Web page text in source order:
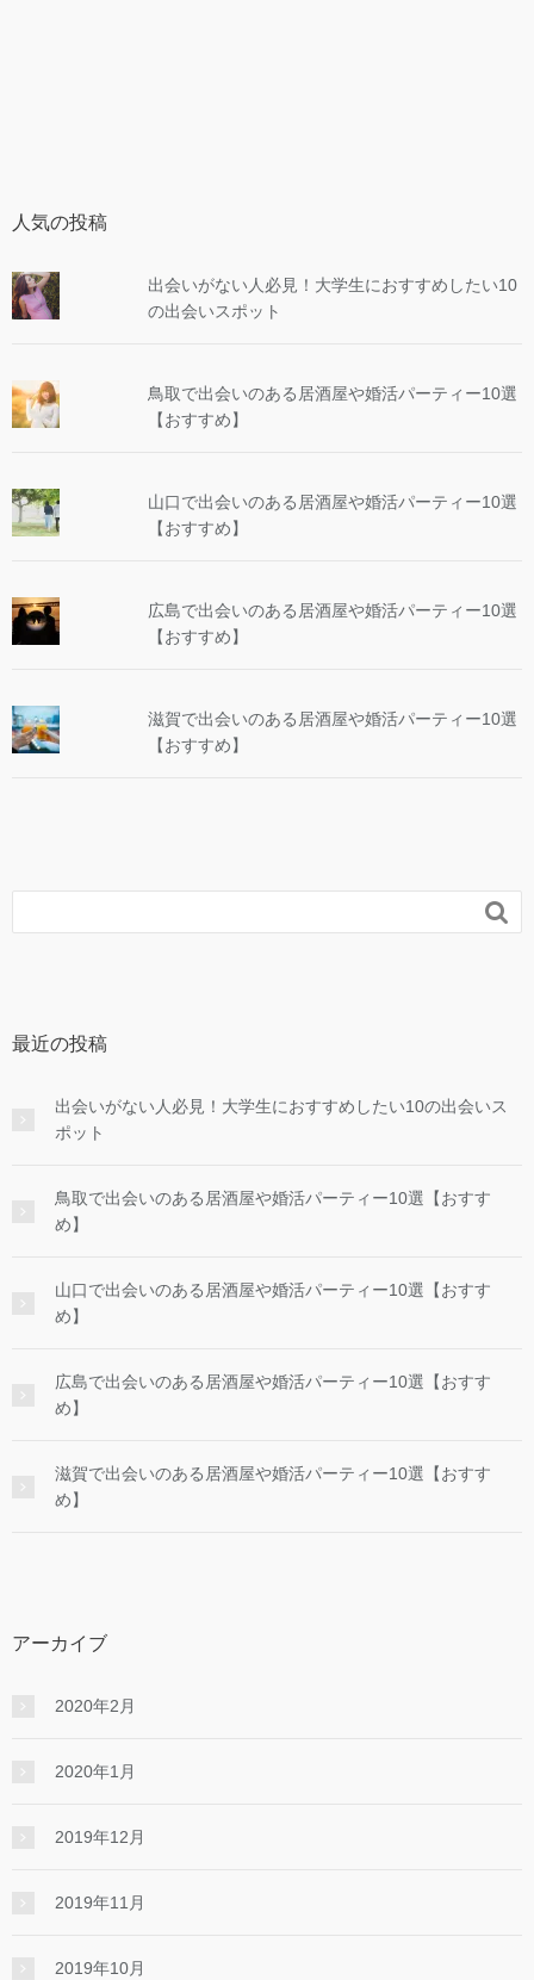
人気の投稿
出会いがない人必見！大学生におすすめしたい10
の出会いスポット
鳥取で出会いのある居酒屋や婚活パーティー10選
【おすすめ】
山口で出会いのある居酒屋や婚活パーティー10選
【おすすめ】
広島で出会いのある居酒屋や婚活パーティー10選
【おすすめ】
滋賀で出会いのある居酒屋や婚活パーティー10選
【おすすめ】

最近の投稿
出会いがない人必見！大学生におすすめしたい10の出会いス
ポット
鳥取で出会いのある居酒屋や婚活パーティー10選【おすす
め】
山口で出会いのある居酒屋や婚活パーティー10選【おすす
め】
広島で出会いのある居酒屋や婚活パーティー10選【おすす
め】
滋賀で出会いのある居酒屋や婚活パーティー10選【おすす
め】
アーカイブ
2020年2月
2020年1月
2019年12月
2019年11月
2019年10月